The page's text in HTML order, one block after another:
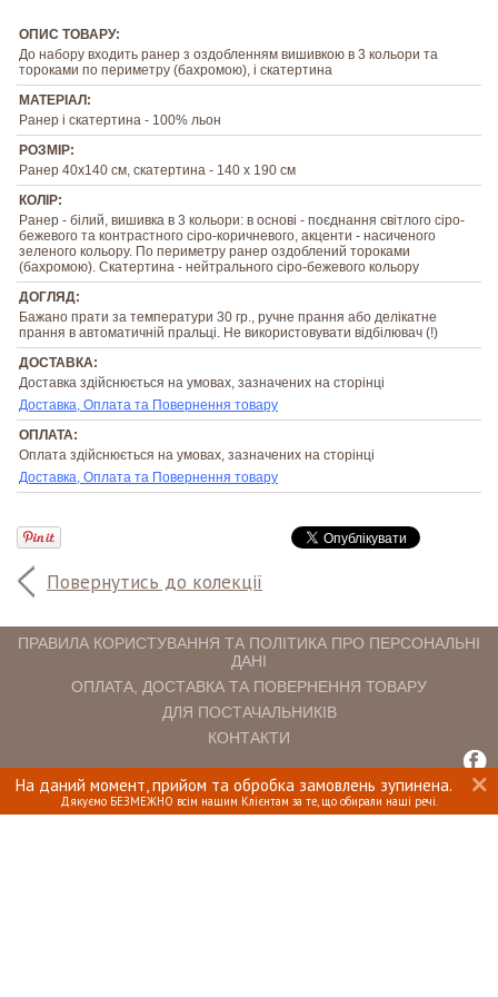
На даний момент, прийом та обробка замовлень зупинена.
Дякуємо БЕЗМЕЖНО всім нашим Клієнтам за те, що обирали наші речі.
Повернутись до колекції
ОПИС ТОВАРУ:
До набору входить ранер з оздобленням вишивкою в 3 кольори та
тороками по периметру (бахромою), і скатертина
МАТЕРІАЛ:
Ранер і скатертина - 100% льон
РОЗМІР:
Ранер 40х140 см, скатертина - 140 х 190 см
КОЛІР:
Ранер - білий, вишивка в 3 кольори: в основі - поєднання світлого сіро-
бежевого та контрастного сіро-коричневого, акценти - насиченого
зеленого кольору. По периметру ранер оздоблений тороками
(бахромою). Скатертина - нейтрального сіро-бежевого кольору
ДОГЛЯД:
Бажано прати за температури 30 гр., ручне прання або делікатне
прання в автоматичній пральці. Не використовувати відбілювач (!)
ДОСТАВКА:
Доставка здійснюється на умовах, зазначених на сторінці
Доставка, Оплата та Повернення товару
ОПЛАТА:
Оплата здійснюється на умовах, зазначених на сторінці
Доставка, Оплата та Повернення товару
ПРАВИЛА КОРИСТУВАННЯ ТА ПОЛІТИКА ПРО ПЕРСОНАЛЬНІ
ДАНІ
ОПЛАТА, ДОСТАВКА ТА ПОВЕРНЕННЯ ТОВАРУ
ДЛЯ ПОСТАЧАЛЬНИКІВ
КОНТАКТИ
INTERIOMANIA © 2018. ВСІ ПРАВА ЗАХИЩЕНІ.